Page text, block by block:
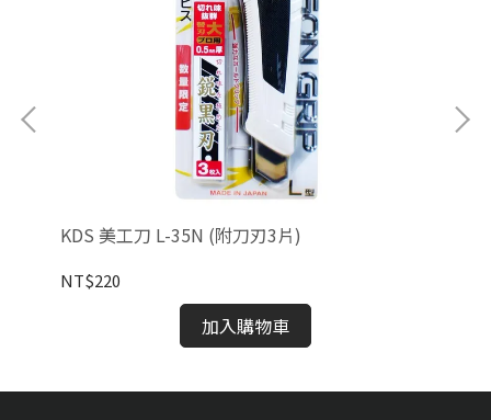
KDS 美工刀 L-35N (附刀刃3片)
NT$220
加入購物車